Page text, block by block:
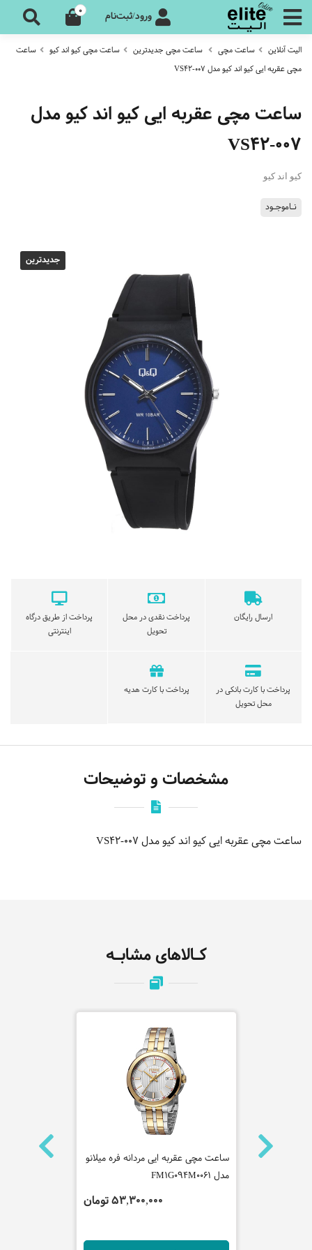
ورود/ثبت‌نام 0
الیت آنلاین ساعت مچی ساعت مچی جدیدترین ساعت مچی کیو اند کیو
ساعت
مچی عقربه ایی کیو اند کیو مدل VS42-007
ساعت مچی عقربه ایی کیو اند کیو مدل
VS42-007
کیو اند کیو
نـاموجـود
جدیدترین
ارسال رایگان
پرداخت نقدی در محل
تحویل
پرداخت از طریق درگاه
اینترنتی
پرداخت با کارت بانکی در
محل تحویل
پرداخت با کارت هدیه
مشخصات و توضیحات
ساعت مچی عقربه ایی کیو اند کیو مدل VS42-007
کـالاهای مشابـه
ساعت مچی
ساعت مچی عقربه ایی مردانه فره میلانو
مدل FM1G094M0061
53,300,000 تومان